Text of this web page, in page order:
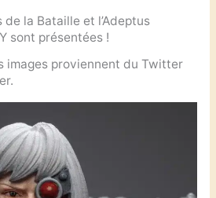
la Bataille et l’Adeptus
sont présentées !
images proviennent du Twitter